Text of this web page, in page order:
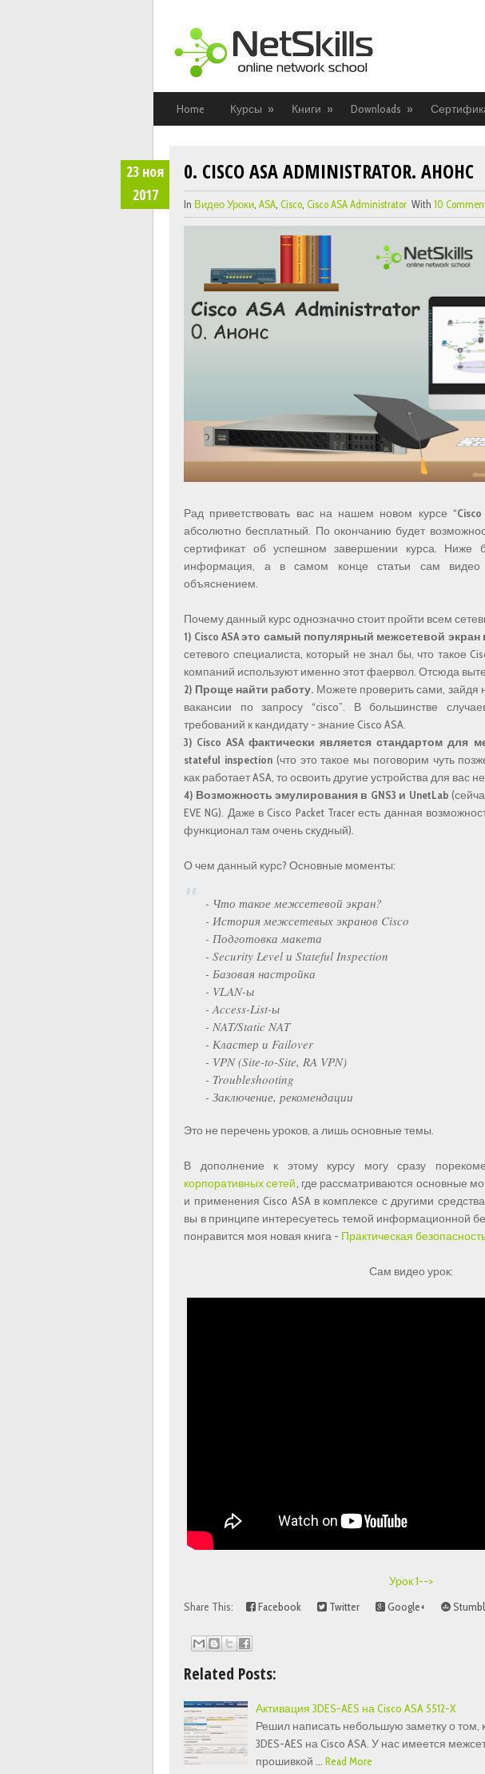
Home Курсы » Книги » Downloads »
23 ноя
2017
0. CISCO ASA ADMINISTRATOR. АНОНС
In Видео Уроки ,ASA ,Cisco ,Cisco ASA Administrator With10
Рад приветствовать вас на нашем новом курсе “
абсолютно бесплатный. По окончанию будет
сертификат об успешном завершении курса. Ниже
информация, а в самом конце статьи сам
объяснением.
Почему данный курс однозначно стоит пройти всем
1) Cisco ASA это самый популярный межсетевой экран
сетевого специалиста, который не знал бы, что такое
компаний используют именно этот фаервол. Отсюда
2) Проще найти работу. Можете проверить сами, зайдя
вакансии по запросу “cisco”. В большинстве
требований к кандидату - знание Cisco ASA.
3) Cisco ASA фактически является стандартом для
stateful inspection(что это такое мы поговорим чуть
как работает ASA, то освоить другие устройства для вас
4) Возможность эмулирования в GNS3 и UnetLab
EVE NG). Даже в Cisco Packet Tracer есть данная
функционал там очень скудный).
О чем данный курс? Основные моменты:
- Что такое межсетевой экран?
- История межсетевых экранов Cisco
- Подготовка макета
- Security Level и Stateful Inspection
- Базовая настройка
- VLAN-ы
- Access-List-ы
- NAT/Static NAT
- Кластер и Failover
- VPN (Site-to-Site, RA VPN)
- Troubleshooting
- Заключение, рекомендации
Это не перечень уроков, а лишь основные темы.
В дополнение к этому курсу могу сразу
корпоративных сетей, где рассматриваются основные
и применения Cisco ASA в комплексе с другими
вы в принципе интересуетесь темой информационной
понравится моя новая книга - Практическая
Сам видео урок:
Урок 1-->
Share This:
Facebook Twitter Google+
Related Posts:
Активация 3DES-AES на Cisco ASA 5512-X
Решил написать небольшую заметку о том,
3DES-AES на Cisco ASA. У нас имеется
прошивкой … Read More